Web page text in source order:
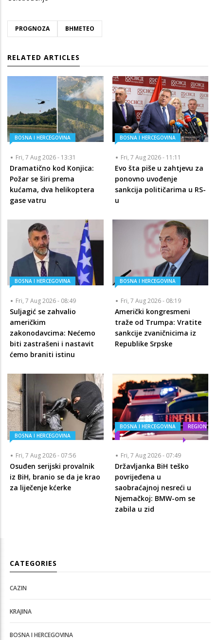
PROGNOZA BHMETEO
RELATED ARTICLES
BOSNA I HERCEGOVINA
Fri, 7 Aug 2026 - 13:31
Dramatično kod Konjica:
Požar se širi prema
kućama, dva helikoptera
gase vatru
BOSNA I HERCEGOVINA
Fri, 7 Aug 2026 - 11:11
Evo šta piše u zahtjevu za
ponovno uvođenje
sankcija političarima u RS-
u
BOSNA I HERCEGOVINA
Fri, 7 Aug 2026 - 08:49
Suljagić se zahvalio
američkim
zakonodavcima: Nećemo
biti zastrašeni i nastavit
ćemo braniti istinu
BOSNA I HERCEGOVINA
Fri, 7 Aug 2026 - 08:19
Američki kongresmeni
traže od Trumpa: Vratite
sankcije zvaničnicima iz
Republike Srpske
BOSNA I HERCEGOVINA
Fri, 7 Aug 2026 - 07:56
Osuđen serijski provalnik
iz BiH, branio se da je krao
za liječenje kćerke
BOSNA I HERCEGOVINA REGION
Fri, 7 Aug 2026 - 07:49
Državljanka BiH teško
povrijeđena u
saobraćajnoj nesreći u
Njemačkoj: BMW-om se
zabila u zid
CATEGORIES
CAZIN
KRAJINA
BOSNA I HERCEGOVINA